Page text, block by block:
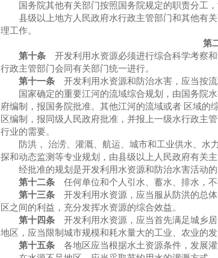
国务院其他有关部门按照国务院规定的职责分工，
县级以上地方人民政府水行政主管部门和其他有关
理工作。
第
第十条 开发利用水资源必须进行综合科学考察
行政主管部门会同有关部门统一进行。
第十一条 开发利用水资源和防治水害，应当按
国家确定的重要江河的流域综合规划，由国务院水
府编制，报国务院批准。其他江河的流域或者 区域
区编制，报同级人民政府批准，并报上一级水行政主
行业的需要。
防洪， 治涝、灌溉、航运、城市和工业供水、水
探和动态监测等专业规划，由县级以上人民政府有关
经批准的规划是开发利用水资源和防治水害活动的
第十二条 任何单位和个人引水、蓄水、排水，不
第十三条 开发利用水资源，应当服从防洪的总
区之间的利益，充分发挥水资源的综合效益。
第十四条 开发利用水资源，应当首先满足城乡
地区，应当限制城市规模和耗水量大的工业、农业的发
第十五条 各地区应当根据水土资源条件，发展